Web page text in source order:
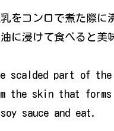
をコンロで煮た際
に浸けて食べると美
scalded part of
the skin that
sauce and eat.